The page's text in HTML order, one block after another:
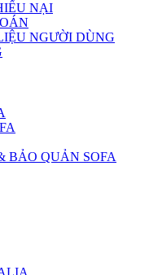
NẠI
NGƯỜI DÙNG
BẢO QUẢN SOFA